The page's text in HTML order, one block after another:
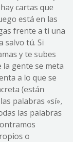
cartas que
está en las
frente a ti una
salvo tú. Si
y te subes
la gente se meta
a lo que se
(están
palabras «sí»,
las palabras
o